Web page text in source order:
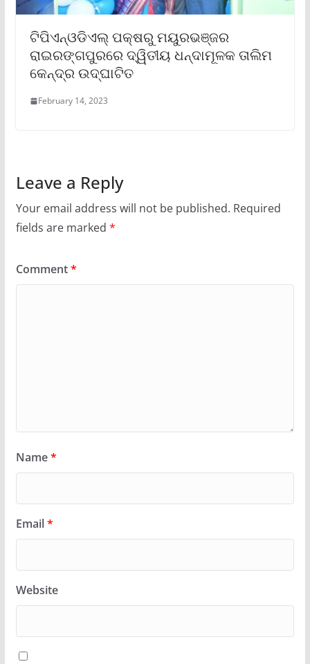
ଟିପିଏନ୍‌ଓଡିଏଲ୍ ପକ୍ଷରୁ ମୟୁରଭଞ୍ଜର
ରାଇରଙ୍ଗପୁରରେ ଦ୍ୱିତୀୟ ଧନ୍ଦାମୂଳକ ତାଲିମ
କେନ୍ଦ୍ର ଉଦ୍‌ଘାଟିତ
February 14, 2023
Leave a Reply
Your email address will not be published. Required
fields are marked *
Comment*
Name*
Email*
Website